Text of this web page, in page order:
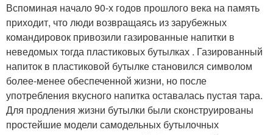
Вспоминая начало 90-х годов прошлого века на память
приходит, что люди возвращаясь из зарубежных
командировок привозили газированные напитки в
неведомых тогда пластиковых бутылках . Газированный
напиток в пластиковой бутылке становился символом
более-менее обеспеченной жизни, но после
употребления вкусного напитка оставалась пустая тара.
Для продления жизни бутылки были сконструированы
простейшие модели самодельных бутылочных